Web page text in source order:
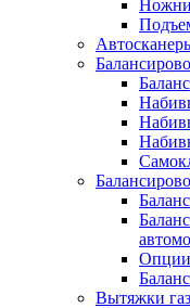
Опции
Вытяжки